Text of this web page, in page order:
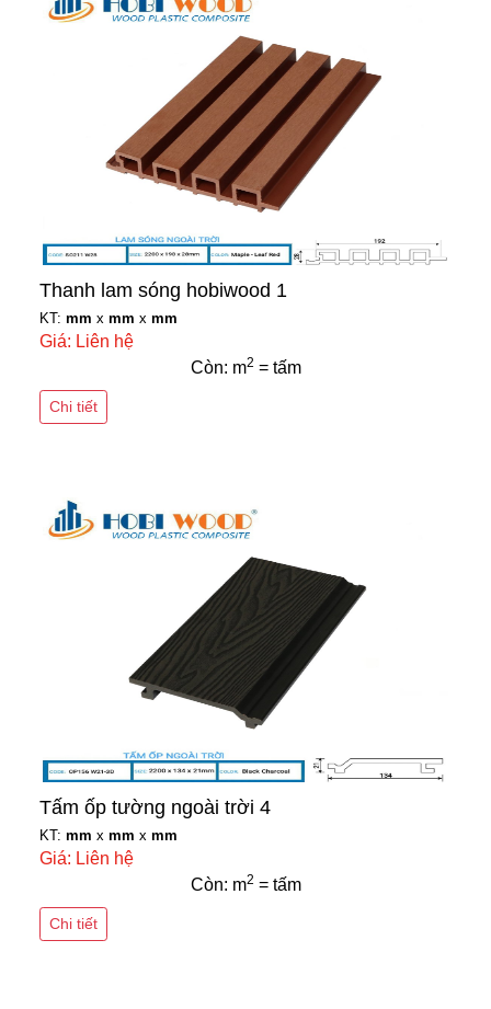
Thanh lam sóng hobiwood 1
KT: mm x mm x mm
Giá: Liên hệ
Còn: m2 = tấm
Chi tiết
Tấm ốp tường ngoài trời 4
KT: mm x mm x mm
Giá: Liên hệ
Còn: m2 = tấm
Chi tiết